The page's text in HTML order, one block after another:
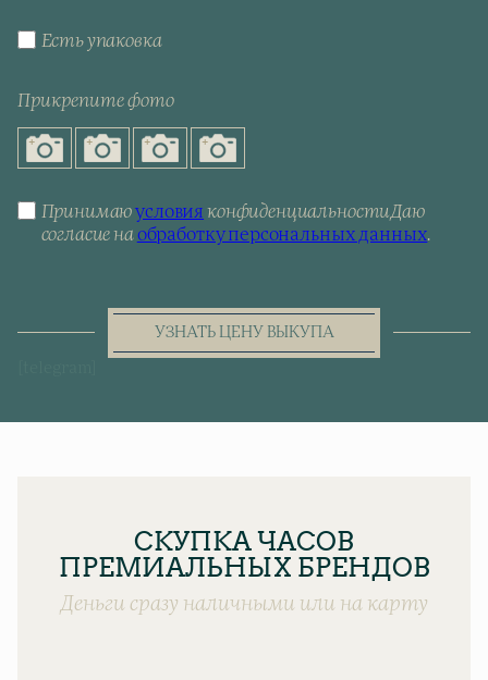
Есть упаковка
Прикрепите фото
Принимаюусловия конфиденциальностиДаю
согласие наобработку персональных данных.
УЗНАТЬ ЦЕНУ ВЫКУПА
СКУПКА ЧАСОВ
ПРЕМИАЛЬНЫХ БРЕНДОВ
Деньги сразу наличными или на карту